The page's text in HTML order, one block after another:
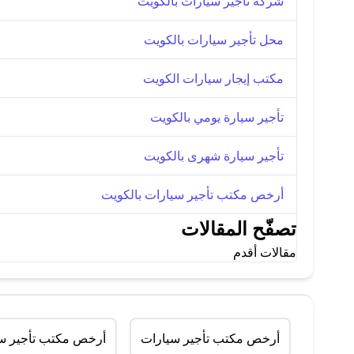
محل تأجير سيارات بالكويت
مكتب إيجار سيارات الكويت
تأجير سيارة يومي بالكويت
تأجير سيارة شهرى بالكويت
أرخص مكتب تأجير سيارات بالكويت
تصفّح المقالات
مقالات أقدم
أرخص مكتب تأجير سيارات أرخص مكتب تأجير